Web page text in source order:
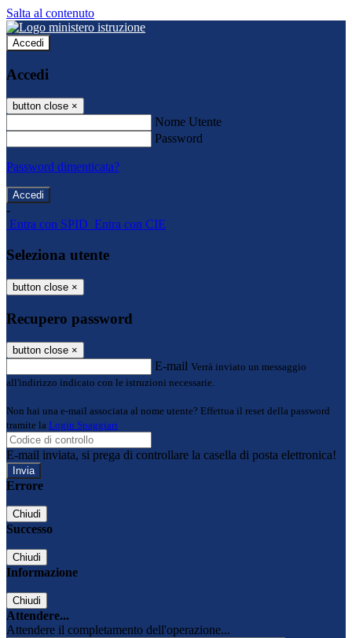
Salta al contenuto
Accedi
Accedi
button close ×
Nome Utente
Password
Password dimenticata?
-
Entra con SPID Entra con CIE
Seleziona utente
button close ×
Recupero password
button close ×
E-mail Verrà inviato un messaggio
all'indirizzo indicato con le istruzioni necessarie.
Non hai una e-mail associata al nome utente? Effettua il reset della password
tramite la Login Spaggiari
E-mail inviata, si prega di controllare la casella di posta elettronica!
Errore
Chiudi
Successo
Chiudi
Informazione
Chiudi
Attendere...
Attendere il completamento dell'operazione...